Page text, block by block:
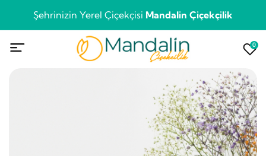
Şehrinizin Yerel Çiçekçisi Mandalin Çiçekçilik
0